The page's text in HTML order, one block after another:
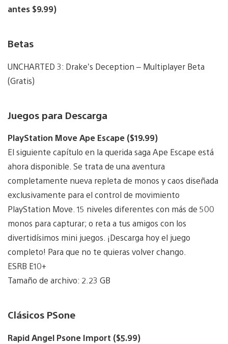
antes $9.99)
Betas
UNCHARTED 3: Drake’s Deception – Multiplayer Beta
(Gratis)
Juegos para Descarga
PlayStation Move Ape Escape ($19.99)
El siguiente capítulo en la querida saga Ape Escape está
ahora disponible. Se trata de una aventura
completamente nueva repleta de monos y caos diseñada
exclusivamente para el control de movimiento
PlayStation Move. 15 niveles diferentes con más de 500
monos para capturar; o reta a tus amigos con los
divertidísimos mini juegos. ¡Descarga hoy el juego
completo! Para que no te quieras volver chango.
ESRB E10+
Tamaño de archivo: 2.23 GB
Clásicos PSone
Rapid Angel Psone Import ($5.99)